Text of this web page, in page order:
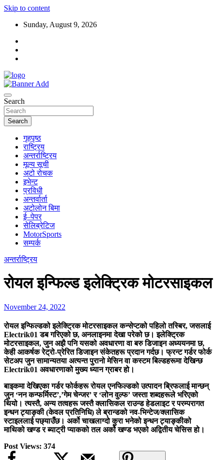
Skip to content
Sunday, August 9, 2026
Search
Search
गृहपृष्ठ
राष्ट्रिय
अन्तर्राष्ट्रिय
मूल्य सूची
अटो रोचक
इभेन्ट
प्रविधी
अन्तर्वार्ता
अटोलोन बिमा
ई–पेपर
सेलिब्रेटिज
MotorSports
सम्पर्क
अन्तर्राष्ट्रिय
रोयल इन्फिल्ड इलेक्ट्रिक मोटरसाइकल
November 24, 2022
रोयल इन्फिल्डको इलेक्ट्रिक मोटरसाइकल कन्सेप्टको पहिलो तस्बिर, जसलाई
Electrik01 डब गरिएको छ, अनलाइनमा देखा परेको छ। इलेक्ट्रिक
मोटरसाइकल, जुन अझै पनि यसको अवधारणा वा बरु डिजाइन अध्ययनमा छ,
केही आकर्षक रेट्रो-प्रेरित डिजाइन संकेतहरू प्रदान गर्दछ। फ्रन्ट गर्डर फोर्क
सेटअप जुन सामान्यतया अत्यन्त पुरानो मेसिन वा कस्टम बिल्डहरूमा देखिन्छ
Electrik01 अवधारणाको मुख्य ध्यान ग्राबर हो।
बाइकमा देखिएका गर्डर फोर्कहरू रोयल एनफिल्डको उत्पादन ब्रिफलाई मान्छन्
जुन ‘नन कन्फर्मिस्ट’,’गेम चेन्जर’ र ‘लोन वुल्फ’ जस्ता शब्दहरूले भरिएको
थियो। त्यस्तै, अन्य तत्वहरू जस्तै क्लासिकल राउन्ड हेडलाइट र परम्परागत
इन्धन ट्याङ्की (केवल प्रतिनिधि) ले ब्रान्डको नव-भिन्टेज/क्लासिक
स्टाइललाई पछ्याउँछ। अर्को चाखलाग्दो कुरा भनेको इन्धन ट्याङ्कीको
माथिको खण्ड र ब्याट्री प्याकको तल अर्को खण्ड भएको अद्वितीय चेसिस हो।
Post Views: 374